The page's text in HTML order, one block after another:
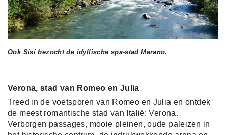
Ook Sisi bezocht de idyllische spa-stad Merano.
Verona, stad van Romeo en Julia
Treed in de voetsporen van Romeo en Julia en ontdek
de meest romantische stad van Italië: Verona.
Verborgen passages, mooie pleinen, oude paleizen in